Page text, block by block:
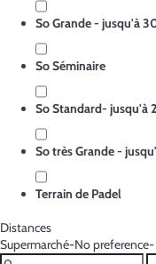
So Grande - jusqu'à
So Séminaire
So Standard- jusqu'à
So très Grande -
Terrain de Padel
Distances
Supermarché-No preference-